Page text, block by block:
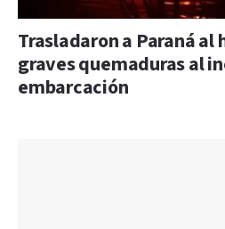
Trasladaron a Paraná al
graves quemaduras al
embarcación